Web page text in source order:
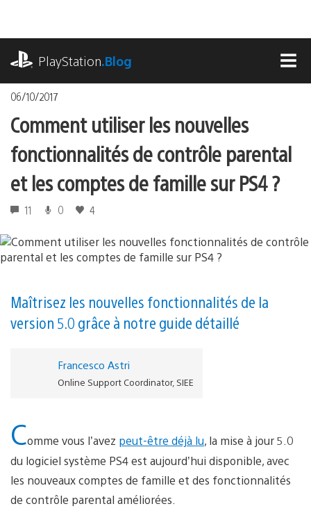
contenu
PlayStation.Blog
06/10/2017
Comment utiliser les nouvelles
fonctionnalités de contrôle parental
et les comptes de famille sur PS4 ?
11 0 4
Maîtrisez les nouvelles fonctionnalités de la
version 5.0 grâce à notre guide détaillé
Francesco Astri
Online Support Coordinator, SIEE
Comme vous l’avez peut-être déjà lu, la mise à jour 5.0
du logiciel système PS4 est aujourd’hui disponible, avec
les nouveaux comptes de famille et des fonctionnalités
de contrôle parental améliorées.